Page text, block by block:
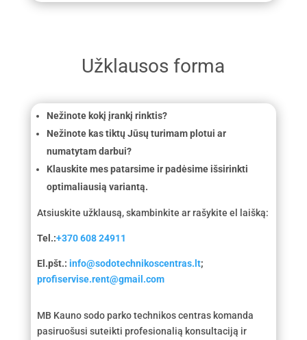
Užklausos forma
Nežinote kokį įrankį rinktis?
Nežinote kas tiktų Jūsų turimam plotui ar
numatytam darbui?
Klauskite mes patarsime ir padėsime išsirinkti
optimaliausią variantą.
Atsiuskite užklausą, skambinkite ar rašykite el laišką:
Tel.:+370 608 24911
El.pšt.: info@sodotechnikoscentras.lt;
profiservise.rent@gmail.com
MB Kauno sodo parko technikos centras komanda
pasiruošusi suteikti profesionalią konsultaciją ir